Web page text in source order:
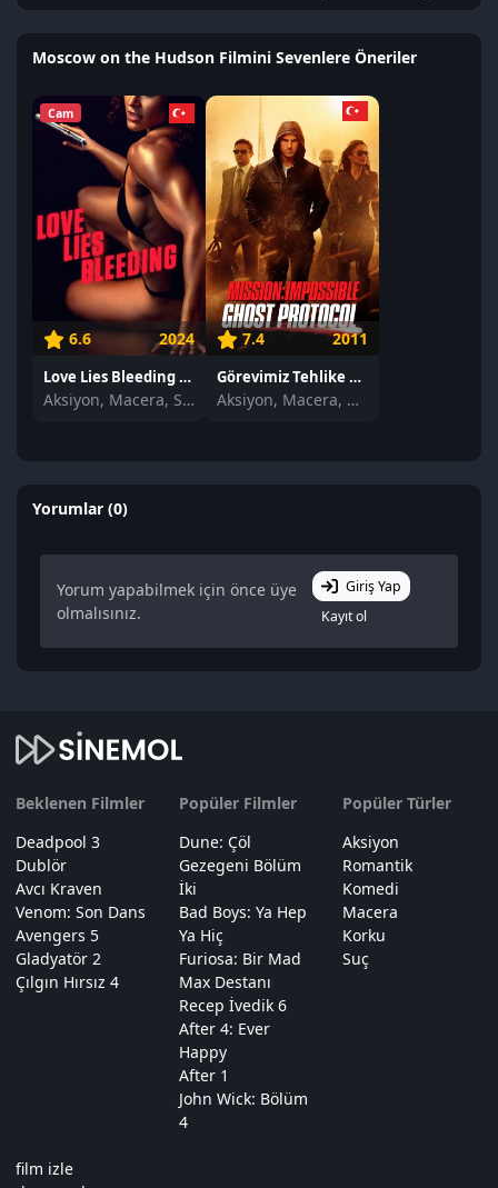
Moscow on the Hudson Filmini Sevenlere Öneriler
Cam
6.6 2024
Love Lies Bleeding izle
Aksiyon, Macera, Suç
7.4 2011
Görevimiz Tehlike 4: Hayalet Protokol izle
Aksiyon, Macera, Gerilim
Yorumlar (0)
Yorum yapabilmek için önce üye
olmalısınız.
Giriş Yap
Kayıt ol
Beklenen Filmler
Deadpool 3
Dublör
Avcı Kraven
Venom: Son Dans
Avengers 5
Gladyatör 2
Çılgın Hırsız 4
Popüler Filmler
Dune: Çöl
Gezegeni Bölüm
İki
Bad Boys: Ya Hep
Ya Hiç
Furiosa: Bir Mad
Max Destanı
Recep İvedik 6
After 4: Ever
Happy
After 1
John Wick: Bölüm
4
Popüler Türler
Aksiyon
Romantik
Komedi
Macera
Korku
Suç
film izle